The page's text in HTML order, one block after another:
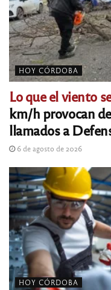
HOY CÓRDOBA
Lo que el viento
km/h provocan
llamados a
6 de agosto de 2026
HOY CÓRDOBA